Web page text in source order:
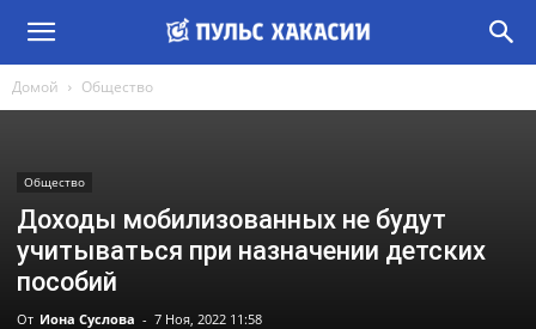
Домой Общество
Общество
Доходы мобилизованных не будут
учитываться при назначении детских
пособий
От Иона Суслова - 7 Ноя, 2022 11:58